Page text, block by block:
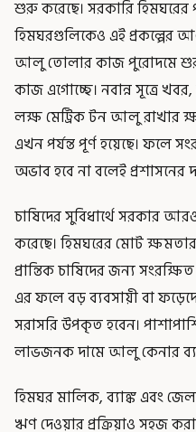
শুরু করেছে। সরকারি হিমঘরের
হিমঘরগুলিকেও এই প্রকল্পের
আলু তোলার কাজ পুরোদমে শুরু
কাজ এগোচ্ছে। নবান্ন সূত্রে
লক্ষ মেট্রিক টন আলু রাখার
এখন পর্যন্ত পূর্ণ হয়েছে। ফলে
অভাব হবে না বলেই প্রশাসনের
চাষিদের সুবিধার্থে সরকার
করেছে। হিমঘরের মোট
প্রান্তিক চাষিদের জন্য
এর ফলে বড় ব্যবসায়ী বা
সরাসরি উপকৃত হবেন।
লাভজনক দামে আলু কেনার
হিমঘর মালিক, ব্যাঙ্ক এবং
ঋণ দেওয়ার প্রক্রিয়াও সহজ